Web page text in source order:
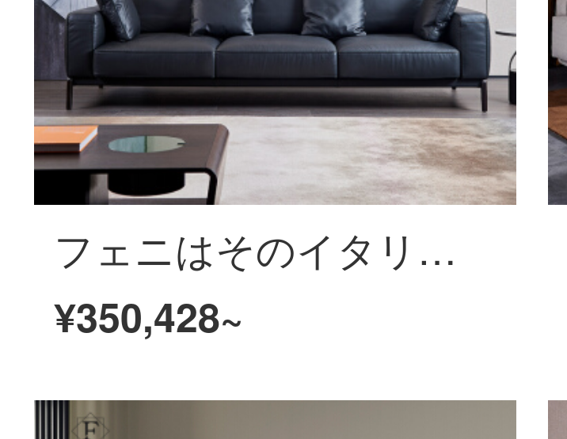
フェニはそのイタリア式が極めて簡単で、全本革のソファーのハイエンドの客間で、3人の頭の階の牛皮がまっすぐに並ぶソファーのデザイナーの家具のソファーの意味式はきわめて簡単です。
¥350,428~